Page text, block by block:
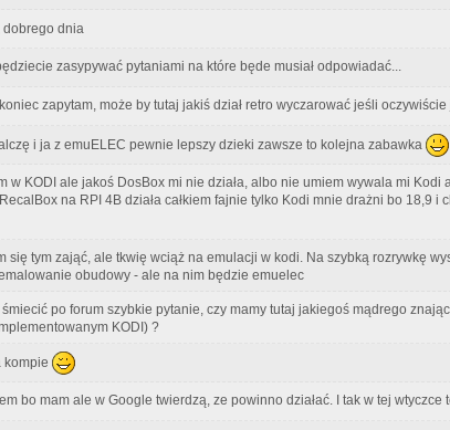
, dobrego dnia
zasypywać pytaniami na które będe musiał odpowiadać...
zapytam, może by tutaj jakiś dział retro wyczarować jeśli
i ja z emuELEC pewnie lepszy dzieki zawsze to kolejna zabawka
w KODI ale jakoś DosBox mi nie działa, albo nie umiem wywala mi
na RPI 4B działa całkiem fajnie tylko Kodi mnie drażni bo 18,9 i
się tym zająć, ale tkwię wciąż na emulacji w kodi. Na szybką rozrywkę
obudowy - ale na nim będzie emuelec
po forum szybkie pytanie, czy mamy tutaj jakiegoś mądrego
KODI) ?
kompie
bo mam ale w Google twierdzą, ze powinno działać. I tak w tej wtyczce